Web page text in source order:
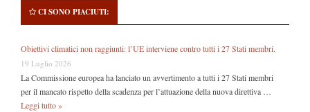
CI SONO PIACIUTI:
Obiettivi climatici non raggiunti: l’UE interviene contro tutti i 27 Stati membri.
19 Luglio 2026
La Commissione europea ha lanciato un avvertimento a tutti i 27 Stati membri
per il mancato rispetto della scadenza per l’attuazione della nuova direttiva …
Leggi tutto »